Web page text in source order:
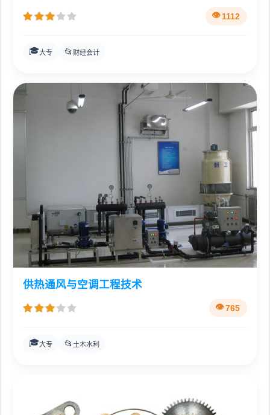
1112
🎓大专 📂 财经会计
供热通风与空调工程技术
765
🎓大专 📂 土木水利